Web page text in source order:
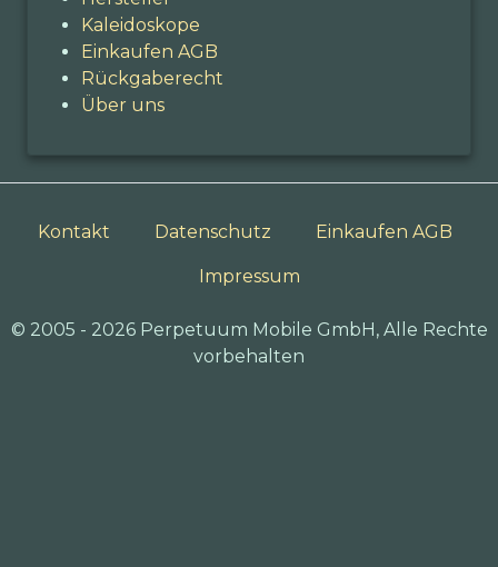
Kaleidoskope
Einkaufen AGB
Rückgaberecht
Über uns
Kontakt Datenschutz Einkaufen AGB
Impressum
© 2005 - 2026 Perpetuum Mobile GmbH, Alle Rechte
vorbehalten